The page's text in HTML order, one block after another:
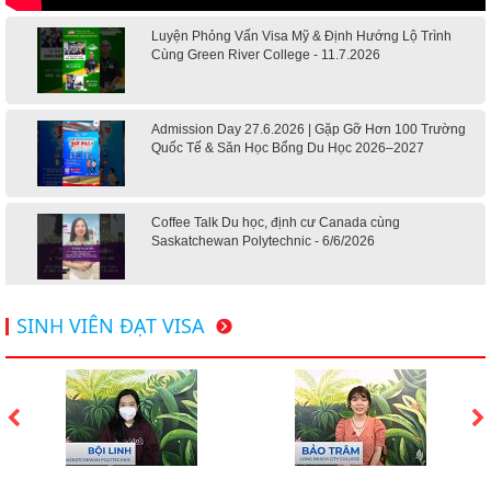
Luyện Phỏng Vấn Visa Mỹ & Định Hướng Lộ Trình
Cùng Green River College - 11.7.2026
Admission Day 27.6.2026 | Gặp Gỡ Hơn 100 Trường
Quốc Tế & Săn Học Bổng Du Học 2026–2027
Coffee Talk Du học, định cư Canada cùng
Saskatchewan Polytechnic - 6/6/2026
Hội thảo du học Mỹ 18.4.2026 - Đại học Mỹ học phí
dưới 20k/ năm
Du học Mỹ 2026 - Lấy bằng cử nhân lúc 20 tuổi cùng
chương trình High School Completion, Washington
SINH VIÊN ĐẠT VISA